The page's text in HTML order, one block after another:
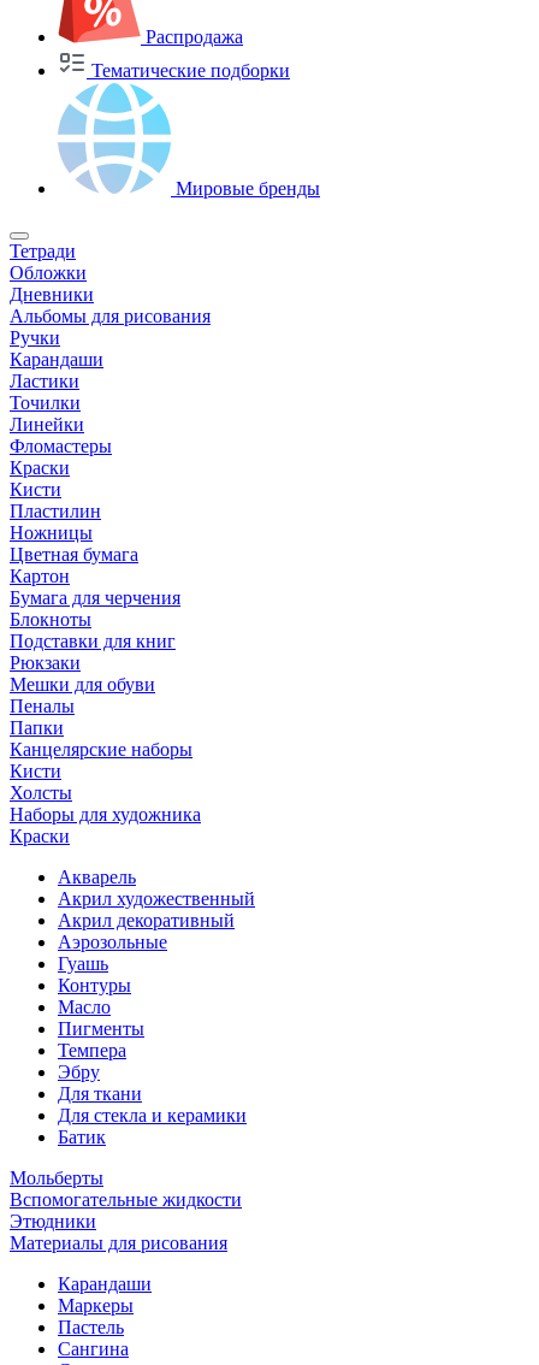
Распродажа
Тематические подборки
Мировые бренды
Тетради
Обложки
Дневники
Альбомы для рисования
Ручки
Карандаши
Ластики
Точилки
Линейки
Фломастеры
Краски
Кисти
Пластилин
Ножницы
Цветная бумага
Картон
Бумага для черчения
Блокноты
Подставки для книг
Рюкзаки
Мешки для обуви
Пеналы
Папки
Канцелярские наборы
Кисти
Холсты
Наборы для художника
Краски
Акварель
Акрил художественный
Акрил декоративный
Аэрозольные
Гуашь
Контуры
Масло
Пигменты
Темпера
Эбру
Для ткани
Для стекла и керамики
Батик
Мольберты
Вспомогательные жидкости
Этюдники
Материалы для рисования
Карандаши
Маркеры
Пастель
Сангина